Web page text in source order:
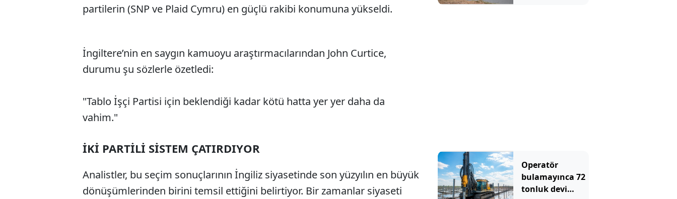
partilerin (SNP ve Plaid Cymru) en güçlü rakibi konumuna yükseldi.
İngiltere’nin en saygın kamuoyu araştırmacılarından John Curtice,
durumu şu sözlerle özetledi:
"Tablo İşçi Partisi için beklendiği kadar kötü hatta yer yer daha da
vahim."
İKİ PARTİLİ SİSTEM ÇATIRDIYOR
Analistler, bu seçim sonuçlarının İngiliz siyasetinde son yüzyılın en büyük
dönüşümlerinden birini temsil ettiğini belirtiyor. Bir zamanlar siyaseti
Operatör
bulamayınca 72
tonluk devi